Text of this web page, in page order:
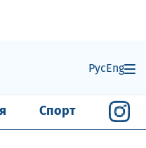
РусEng
Спорт